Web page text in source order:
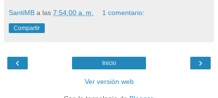
SantiMB a las 7:54:00 a. m. 1 comentario:
Compartir
‹ ›
Inicio
Ver versión web